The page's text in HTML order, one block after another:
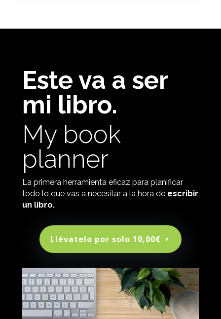
Este va a ser
mi libro.
My book
planner
La primera herramienta eficaz para planificar
todo lo que vas a necesitar a la hora deescribir
un libro.
Llévatelo por solo 10,00€